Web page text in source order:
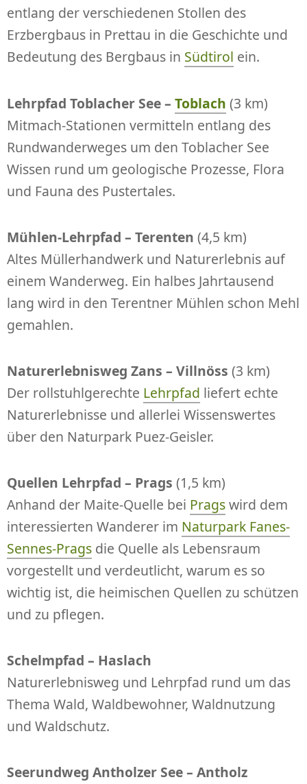
entlang der verschiedenen Stollen des
Erzbergbaus in Prettau in die Geschichte und
Bedeutung des Bergbaus in Südtirol ein.
Lehrpfad Toblacher See – Toblach (3 km)
Mitmach-Stationen vermitteln entlang des
Rundwanderweges um den Toblacher See
Wissen rund um geologische Prozesse, Flora
und Fauna des Pustertales.
Mühlen-Lehrpfad – Terenten (4,5 km)
Altes Müllerhandwerk und Naturerlebnis auf
einem Wanderweg. Ein halbes Jahrtausend
lang wird in den Terentner Mühlen schon Mehl
gemahlen.
Naturerlebnisweg Zans – Villnöss (3 km)
Der rollstuhlgerechte Lehrpfad liefert echte
Naturerlebnisse und allerlei Wissenswertes
über den Naturpark Puez-Geisler.
Quellen Lehrpfad – Prags (1,5 km)
Anhand der Maite-Quelle bei Pragswird dem
interessierten Wanderer im Naturpark Fanes-
Sennes-Prags die Quelle als Lebensraum
vorgestellt und verdeutlicht, warum es so
wichtig ist, die heimischen Quellen zu schützen
und zu pflegen.
Schelmpfad – Haslach
Naturerlebnisweg und Lehrpfad rund um das
Thema Wald, Waldbewohner, Waldnutzung
und Waldschutz.
Seerundweg Antholzer See – Antholz